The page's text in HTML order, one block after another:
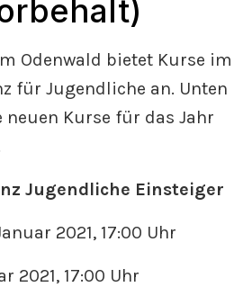
Odenwald bietet Kurse im
für Jugendliche an. Unten
neuen Kurse für das Jahr
Jugendliche Einsteiger
2021, 17:00 Uhr
2021, 17:00 Uhr